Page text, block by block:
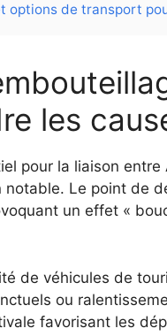
options de transport
les
pour la liaison
notable. Le point de
un effet «
de véhicules de
ou
favorisant les